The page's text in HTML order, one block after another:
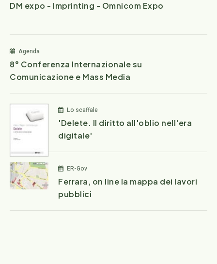
DM expo - Imprinting - Omnicom Expo
Agenda
8° Conferenza Internazionale su
Comunicazione e Mass Media
Lo scaffale
'Delete. Il diritto all'oblio nell'era
digitale'
ER-Gov
Ferrara, on line la mappa dei lavori
pubblici